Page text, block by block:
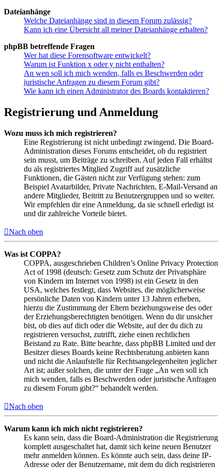
Dateianhänge
Welche Dateianhänge sind in diesem Forum zulässig?
Kann ich eine Übersicht all meiner Dateianhänge erhalten?
phpBB betreffende Fragen
Wer hat diese Forensoftware entwickelt?
Warum ist Funktion x oder y nicht enthalten?
An wen soll ich mich wenden, falls es Beschwerden oder
juristische Anfragen zu diesem Forum gibt?
Wie kann ich einen Administrator des Boards kontaktieren?
Registrierung und Anmeldung
Wozu muss ich mich registrieren?
Eine Registrierung ist nicht unbedingt zwingend. Die Board-
Administration dieses Forums entscheidet, ob du registriert
sein musst, um Beiträge zu schreiben. Auf jeden Fall erhältst
du als registriertes Mitglied Zugriff auf zusätzliche
Funktionen, die Gästen nicht zur Verfügung stehen: zum
Beispiel Avatarbilder, Private Nachrichten, E-Mail-Versand an
andere Mitglieder, Beitritt zu Benutzergruppen und so weiter.
Wir empfehlen dir eine Anmeldung, da sie schnell erledigt ist
und dir zahlreiche Vorteile bietet.
Nach oben
Was ist COPPA?
COPPA, ausgeschrieben Children’s Online Privacy Protection
Act of 1998 (deutsch: Gesetz zum Schutz der Privatsphäre
von Kindern im Internet von 1998) ist ein Gesetz in den
USA, welches festlegt, dass Websites, die möglicherweise
persönliche Daten von Kindern unter 13 Jahren erheben,
hierzu die Zustimmung der Eltern beziehungsweise des oder
der Erziehungsberechtigten benötigen. Wenn du dir unsicher
bist, ob dies auf dich oder die Website, auf der du dich zu
registrieren versuchst, zutrifft, ziehe einen rechtlichen
Beistand zu Rate. Bitte beachte, dass phpBB Limited und der
Besitzer dieses Boards keine Rechtsberatung anbieten kann
und nicht die Anlaufstelle für Rechtsangelegenheiten jeglicher
Art ist; außer solchen, die unter der Frage „An wen soll ich
mich wenden, falls es Beschwerden oder juristische Anfragen
zu diesem Forum gibt?“ behandelt werden.
Nach oben
Warum kann ich mich nicht registrieren?
Es kann sein, dass die Board-Administration die Registrierung
komplett ausgeschaltet hat, damit sich keine neuen Benutzer
mehr anmelden können. Es könnte auch sein, dass deine IP-
Adresse oder der Benutzername, mit dem du dich registrieren